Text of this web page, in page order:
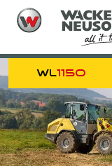
WL1150